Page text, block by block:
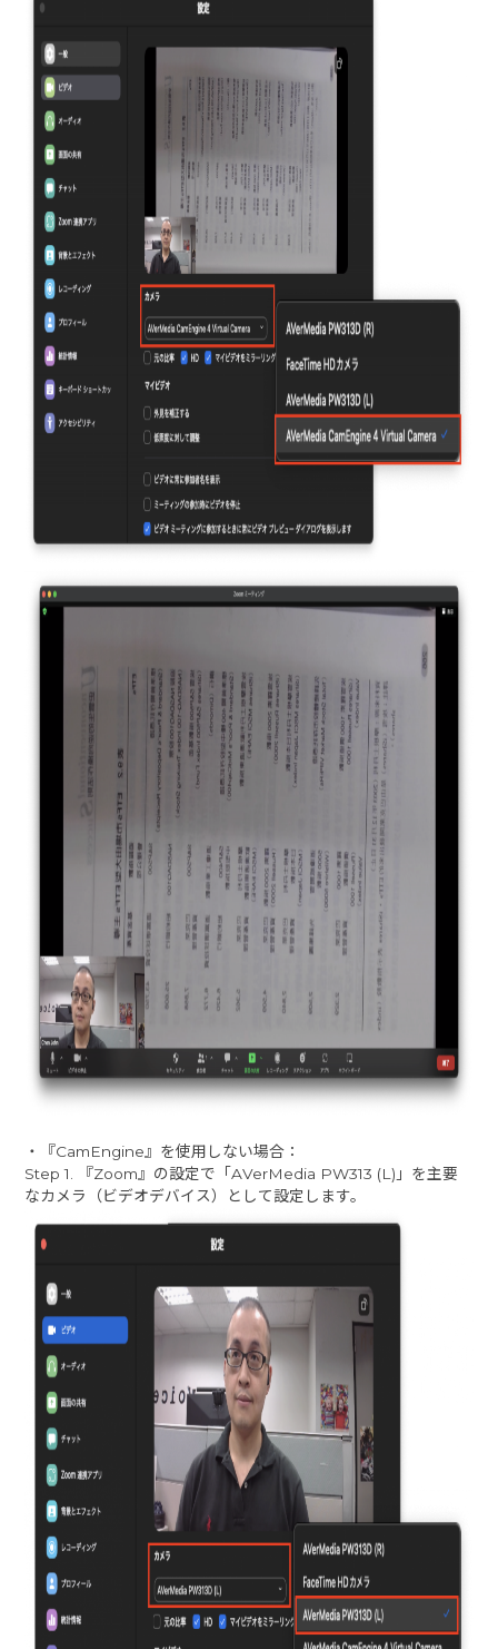
・『CamEngine』を使用しない場合：
Step 1. 『Zoom』の設定で「AVerMedia PW313 (L)」を主要
なカメラ（ビデオデバイス）として設定します。